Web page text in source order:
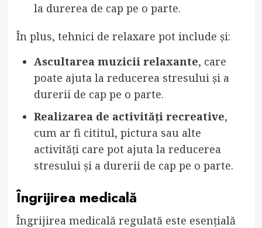
la durerea de cap pe o parte.
În plus, tehnici de relaxare pot include și:
Ascultarea muzicii relaxante, care
poate ajuta la reducerea stresului și a
durerii de cap pe o parte.
Realizarea de activități recreative,
cum ar fi cititul, pictura sau alte
activități care pot ajuta la reducerea
stresului și a durerii de cap pe o parte.
Îngrijirea medicală
Îngrijirea medicală regulată este esențială